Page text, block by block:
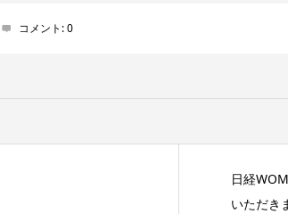
コメント:0
日経
いただき